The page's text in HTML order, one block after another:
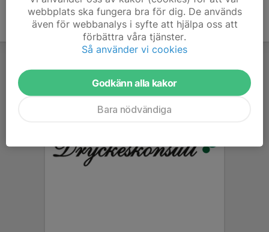
webbplats ska fungera bra för dig. De används
även för webbanalys i syfte att hjälpa oss att
förbättra våra tjänster.
Så använder vi cookies
Godkänn alla kakor
Bara nödvändiga